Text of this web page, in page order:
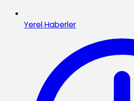
Yerel Haberler